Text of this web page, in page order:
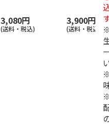
3,080円
(送料・税込)
3,900円
(送料・税込)